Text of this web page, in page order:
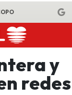
y
redes